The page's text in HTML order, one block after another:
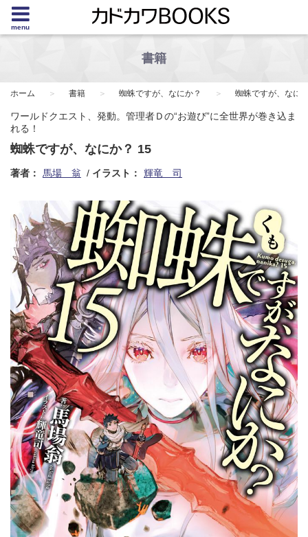
menu
書籍
ホーム 書籍 蜘蛛ですが、なにか？ 蜘蛛ですが、なに
ワールドクエスト、発動。管理者Ｄの“お遊び”に全世界が巻き込ま
れる！
蜘蛛ですが、なにか？ 15
著者： 馬場 翁 イラスト： 輝竜 司